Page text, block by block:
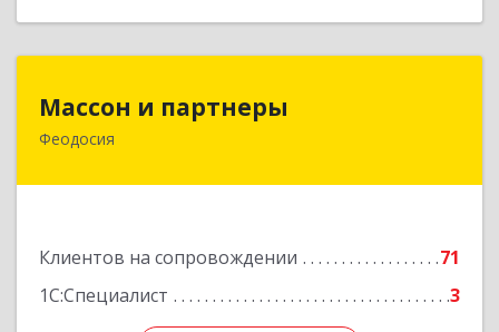
Массон и партнеры
Феодосия
Клиентов на сопровождении
71
1С:Специалист
3
298112, Крым Респ, Феодосия г, Крымская ул,